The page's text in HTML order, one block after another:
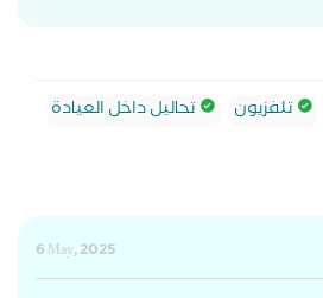
تلفزيون تحاليل داخل العيادة
6 May, 2025